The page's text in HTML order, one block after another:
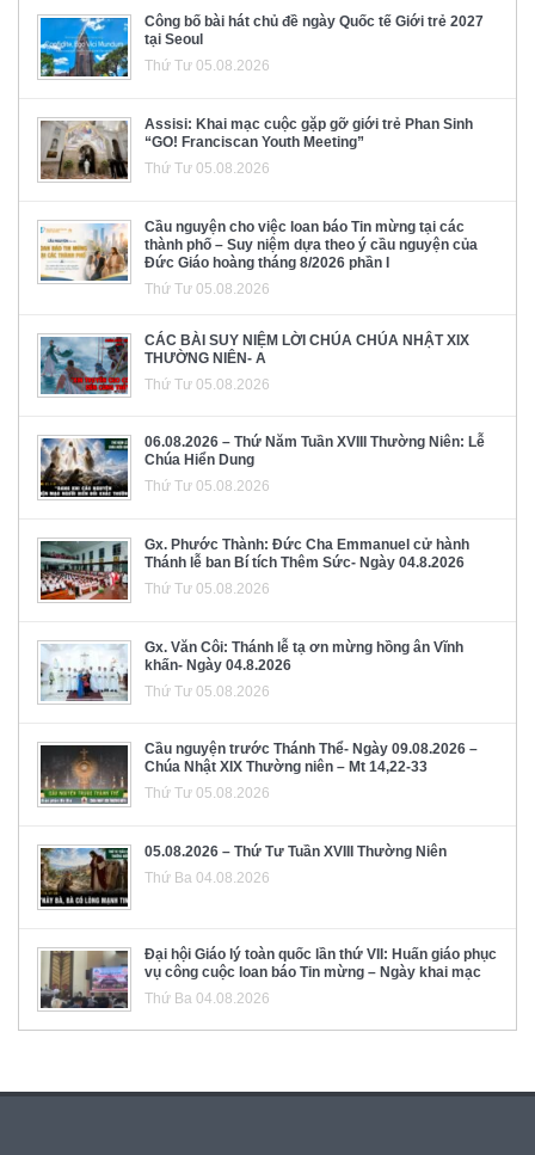
Công bố bài hát chủ đề ngày Quốc tế Giới trẻ 2027
tại Seoul
Thứ Tư 05.08.2026
Assisi: Khai mạc cuộc gặp gỡ giới trẻ Phan Sinh
“GO! Franciscan Youth Meeting”
Thứ Tư 05.08.2026
Cầu nguyện cho việc loan báo Tin mừng tại các
thành phố – Suy niệm dựa theo ý cầu nguyện của
Đức Giáo hoàng tháng 8/2026 phần I
Thứ Tư 05.08.2026
CÁC BÀI SUY NIỆM LỜI CHÚA CHÚA NHẬT XIX
THƯỜNG NIÊN- A
Thứ Tư 05.08.2026
06.08.2026 – Thứ Năm Tuần XVIII Thường Niên: Lễ
Chúa Hiển Dung
Thứ Tư 05.08.2026
Gx. Phước Thành: Đức Cha Emmanuel cử hành
Thánh lễ ban Bí tích Thêm Sức- Ngày 04.8.2026
Thứ Tư 05.08.2026
Gx. Văn Côi: Thánh lễ tạ ơn mừng hồng ân Vĩnh
khấn- Ngày 04.8.2026
Thứ Tư 05.08.2026
Cầu nguyện trước Thánh Thể- Ngày 09.08.2026 –
Chúa Nhật XIX Thường niên – Mt 14,22-33
Thứ Tư 05.08.2026
05.08.2026 – Thứ Tư Tuần XVIII Thường Niên
Thứ Ba 04.08.2026
Đại hội Giáo lý toàn quốc lần thứ VII: Huấn giáo phục
vụ công cuộc loan báo Tin mừng – Ngày khai mạc
Thứ Ba 04.08.2026